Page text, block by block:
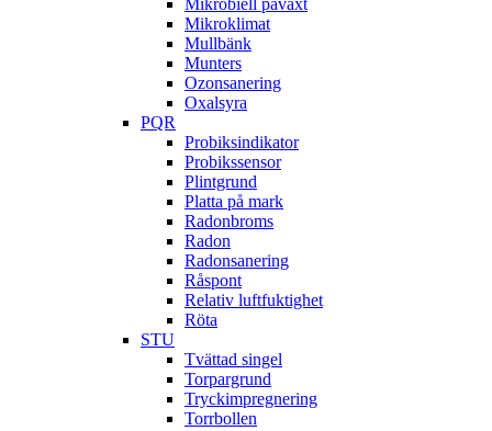
Mikrobiell påväxt
Mikroklimat
Mullbänk
Munters
Ozonsanering
Oxalsyra
PQR
Probiksindikator
Probikssensor
Plintgrund
Platta på mark
Radonbroms
Radon
Radonsanering
Råspont
Relativ luftfuktighet
Röta
STU
Tvättad singel
Torpargrund
Tryckimpregnering
Torrbollen